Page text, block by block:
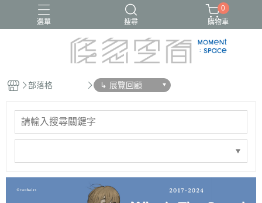
選單 搜尋
0
購物車
部落格 ↳ 展覽回顧